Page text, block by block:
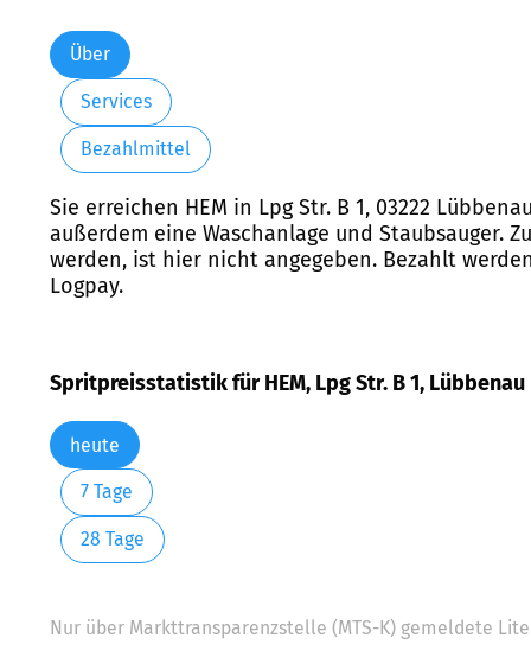
Freitag:
Samstag:
Sonntag:
Über
Services
Bezahlmittel
Sie erreichen HEM in Lpg Str. B 1, 03222
außerdem eine Waschanlage und Staubsauger.
werden, ist hier nicht angegeben. Bezahlt werden
Logpay.
Spritpreisstatistik für HEM, Lpg Str. B 1, Lübbenau
heute
7 Tage
28 Tage
Nur über Markttransparenzstelle (MTS-K) gemeldete